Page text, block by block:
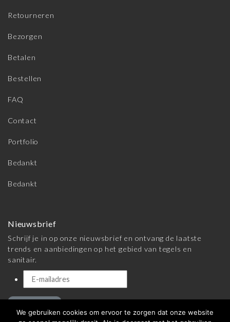
Retourneren
Bezorgen
Betalen
Bestellen
FAQ
Contact
Portfolio
Bedankt
Bedankt
Nieuwsbrief
Schrijf je in op onze nieuwsbrief en ontvang de laatste
trends en aanbiedingen op het gebied van tegels en
sanitair.
We gebruiken cookies om ervoor te zorgen dat onze website